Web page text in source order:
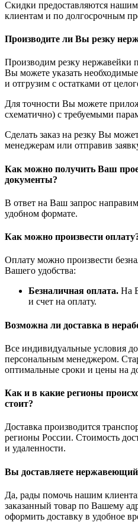
Скидки предоставляются
клиентам и по долгосрочным
Производите ли Вы резку
Производим резку нержавейки
Вы можете указать
и отгрузим с остатками от
Для точности Вы можете
схематично) с требуемыми
Сделать заказ на резку Вы
менеджерам или отправив
Как можно получить Ваш
документы?
В ответ на Ваш запрос
удобном формате.
Как можно произвести
Оплату можно произвести
Вашего удобства:
Безналичная оплата. На
и счет на оплату.
Возможна ли доставка в
Все индивидуальные условия
персональным менеджером.
оптимальные сроки и цены на
Как и в какие регионы
стоит?
Доставка производится
регионы России. Стоимость
и удаленности.
Вы доставляете нержавеющий
Да, рады помочь нашим
заказанный товар по Вашему
оформить доставку в удобное